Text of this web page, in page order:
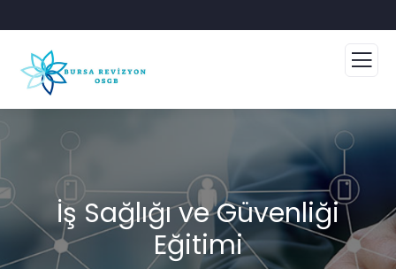
İş Sağlığı ve Güvenliği
Eğitimi